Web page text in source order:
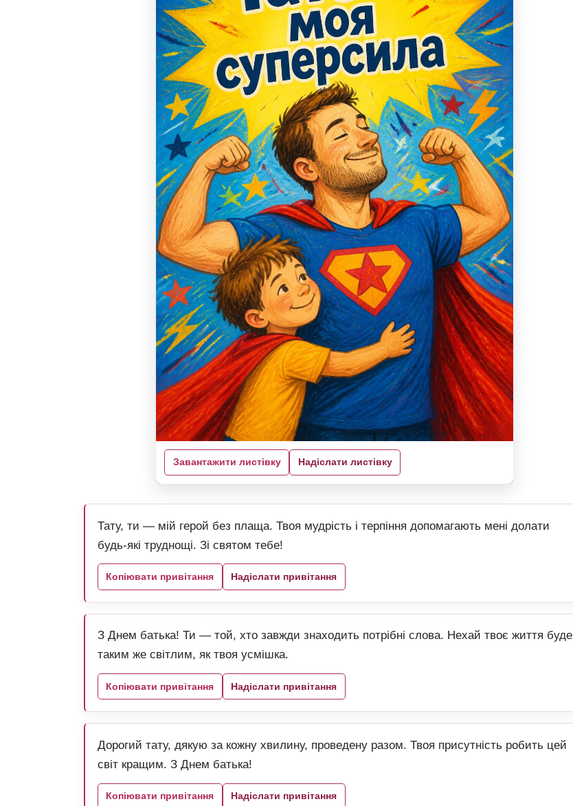
Завантажити листівку Надіслати листівку
Тату, ти — мій герой без плаща. Твоя мудрість і терпіння допомагають мені долати
будь-які труднощі. Зі святом тебе!
Копіювати привітання Надіслати привітання
З Днем батька! Ти — той, хто завжди знаходить потрібні слова. Нехай твоє життя буде
таким же світлим, як твоя усмішка.
Копіювати привітання Надіслати привітання
Дорогий тату, дякую за кожну хвилину, проведену разом. Твоя присутність робить цей
світ кращим. З Днем батька!
Копіювати привітання Надіслати привітання